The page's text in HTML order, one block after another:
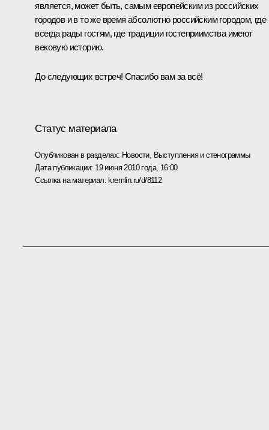
является, может быть, самым европейским из российских
городов и в то же время абсолютно российским городом, где
всегда рады гостям, где традиции гостеприимства имеют
вековую историю.
До следующих встреч! Спасибо вам за всё!
Статус материала
Опубликован в разделах: Новости, Выступления и стенограммы
Дата публикации: 19 июня 2010 года, 16:00
Ссылка на материал: kremlin.ru/d/8112